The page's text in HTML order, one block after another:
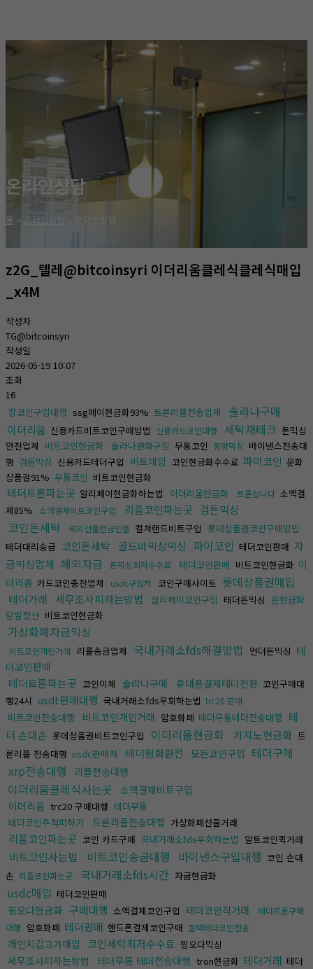
온라인상담
홈 온라인상담 온라인상담
z2G_텔레@bitcoinsyri 이더리움클레식클레식매입
_x4M
작성자
TG@bitcoinsyri
작성일
2026-05-19 10:07
조회
16
잡코인구입대행 ssg페이현금화93% 트론리플전송업체 솔라나구매
이더리움 신용카드비트코인구매방법 신용카드코인대행 세탁재테크 돈믹싱
안전업체 비트코인현금화 솔라나원화구입 무통코인 횡령믹싱 바이낸스전송대
행 검돈믹싱 신용카드테더구입 비트매입 코인현금화수수료 파이코인 문화
상품권91% 무통코인 비트코인현금화
테더트론파는곳 알리페이현금화하는법 이더리움현금화 트론삽니다 소액결
제85%
소액결제비트코인구입 리플코인파는곳 검돈믹싱
코인돈세탁 해외선물현금인출 컬쳐랜드비트구입 롯데상품권코인구매방법
테더대리송금 코인돈세탁 골드바믹싱믹싱 파이코인 테더코인판매 자
금믹싱업체 해외자금 돈믹싱최저수수료 테더코인판매 비트코인현금화 이
더리움 카드코인충전업체 usdc구입처 코인구매사이트 롯데상품권매입
테더거래 세무조사피하는방법 알리페이코인구입 테더돈믹싱 돈현금화
당일정산 비트코인현금화
가상화폐자금믹싱
비트코인개인거래 리플송금업체 국내거래소fds해결방법 언더돈믹싱 테
더코인판매
테더트론파는곳 코인이체 솔라나구매 휴대폰결제테더전환 코인구매대
행24시 usdt판매대행 국내거래소fds우회하는법 trc20 판매
비트코인전송대행 비트코인개인거래 암호화폐 테더무통테더전송대행 테
더 손대손 롯데상품권비트코인구입 이더리움현금화 카지노현금화 트
론리플 전송대행 usdc판매처 태더원화환전 모든코인구입 테더구매
xrp전송대행
리플전송대행
이더리움클레식사는곳
소액결제비트구입
이더리움 trc20 구매대행 테더무통
테더코인추척피하기
트론리플전송대행 가상화폐선물거래
리플코인파는곳 코인 카드구매 국내거래소fds우회하는법 알트코인퀵거래
비트코인사는법 비트코인송금대행 바이낸스구입대행 코인 손대
손 리플코인파는곳 국내거래소fds시간 자금현금화
usdc매입 테더코인판매
핑오다현금화 구매대행 소액결제코인구입 테더코인직거래
테더트론구매
대행 암호화폐 테더판매 핸드폰결제코인구매 블랙테더코인전송
개인지갑고가매입 코인세탁최저수수료 핑오다믹싱
세무조사피하는방법 테더무통 테더전송대행 tron현금화 테더거래 테더